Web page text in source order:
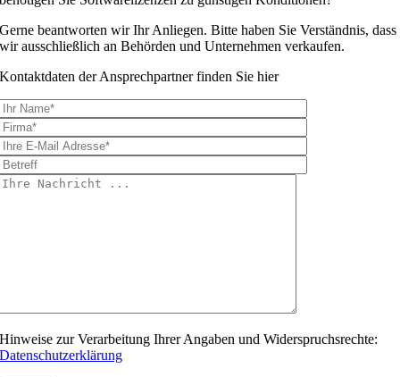
Gerne beantworten wir Ihr Anliegen. Bitte haben Sie Verständnis, dass
wir ausschließlich an Behörden und Unternehmen verkaufen.
Kontaktdaten der Ansprechpartner finden Sie hier
Hinweise zur Verarbeitung Ihrer Angaben und Widerspruchsrechte:
Datenschutzerklärung